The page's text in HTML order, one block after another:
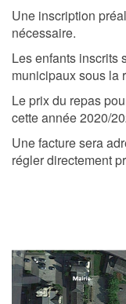
Une inscription
nécessaire.
Les enfants inscrits
municipaux sous la
Le prix du repas
cette année 2020/
Une facture sera
régler directement